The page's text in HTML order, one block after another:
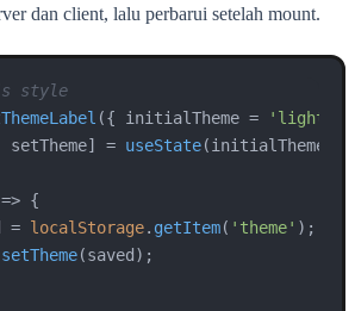
dan client, lalu perbarui setelah mount.
style
({ initialTheme = 'light'
setTheme] = useState(initialTheme);
{
= localStorage. getItem( 'theme' );
setTheme(saved);